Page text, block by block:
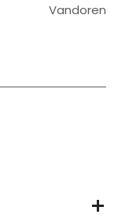
Vandoren